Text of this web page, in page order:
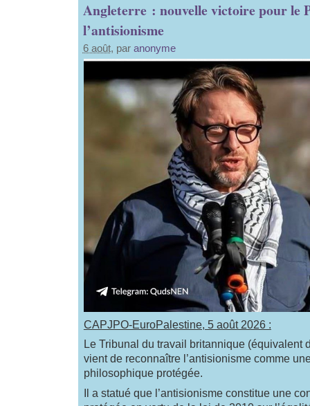
Angleterre : nouvelle victoire pour le
l’antisionisme
6 août, par anonyme
CAPJPO-EuroPalestine, 5 août 2026 :
Le Tribunal du travail britannique (équivalent
vient de reconnaître l’antisionisme comme
philosophique protégée.
Il a statué que l’antisionisme constitue une